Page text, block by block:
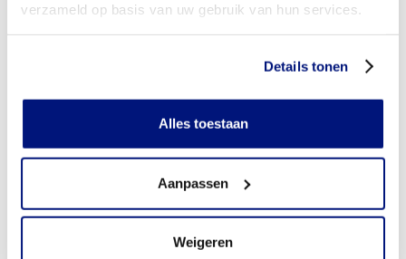
verzameld op basis van uw gebruik van hun services.
Details tonen
Alles toestaan
Aanpassen
Weigeren
Zijn er ook sportprothesen in confectie- of standaard
uitvoeringen?
Wordt de sportprothese geleverd onder de bruikleen of
Betaal ik een eigen bijdrage voor de sportprothese?